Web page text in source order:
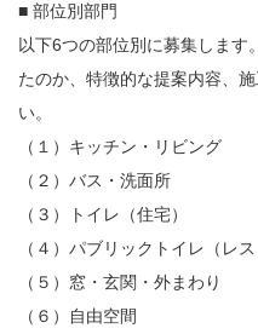
■ 部位別部門
以下6つの部位別に募集します
たのか、特徴的な提案内容、
い。
（１）キッチン・リビング
（２）バス・洗面所
（３）トイレ（住宅）
（４）パブリックトイレ（レス
（５）窓・玄関・外まわり
（６）自由空間